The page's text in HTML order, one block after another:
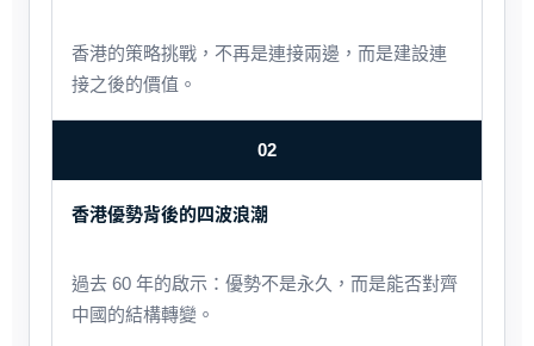
香港的策略挑戰，不再是連接兩邊，而是建設連
接之後的價值。
02
香港優勢背後的四波浪潮
過去 60 年的啟示：優勢不是永久，而是能否對齊
中國的結構轉變。